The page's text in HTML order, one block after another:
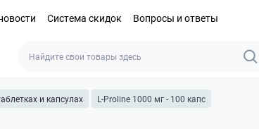
Система скидок Вопросы и ответы
и капсулах L-Proline 1000 мг - 100 капс